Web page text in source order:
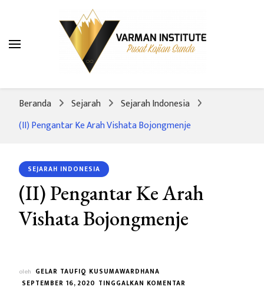
Varman Institute
Pusat Kajian Sunda
Beranda Sejarah
Sejarah Indonesia
(II) Pengantar Ke Arah Vishata Bojongmenje
SEJARAH INDONESIA
(II) Pengantar Ke Arah
Vishata Bojongmenje
oleh GELAR TAUFIQ KUSUMAWARDHANA
SEPTEMBER 16, 2020 TINGGALKAN KOMENTAR